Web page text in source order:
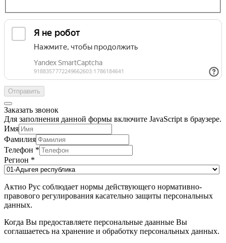
Отправить
Заказать звонок
Для заполнения данной формы включите JavaScript в браузере.
Имя
Фамилия
Телефон *
Регион *
Актио Рус соблюдает нормы действующего нормативно-
правового регулирования касательно защиты персональных
данных.
Когда Вы предоставляете персональные даанные Вы
соглашаетесь на хранение и обработку персональных данных.